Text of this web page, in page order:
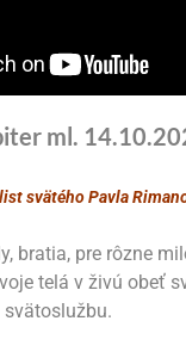
ml.
svätého Pavla
bratia, pre rôzne
telá v živú obeť